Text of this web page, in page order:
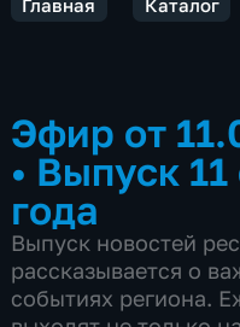
Главная Каталог
Эфир от
• Выпуск
года
Выпуск новостей
рассказывается о
событиях региона.